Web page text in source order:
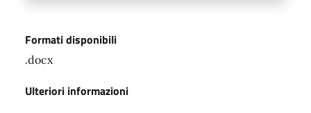
Formati disponibili
.docx
Ulteriori informazioni